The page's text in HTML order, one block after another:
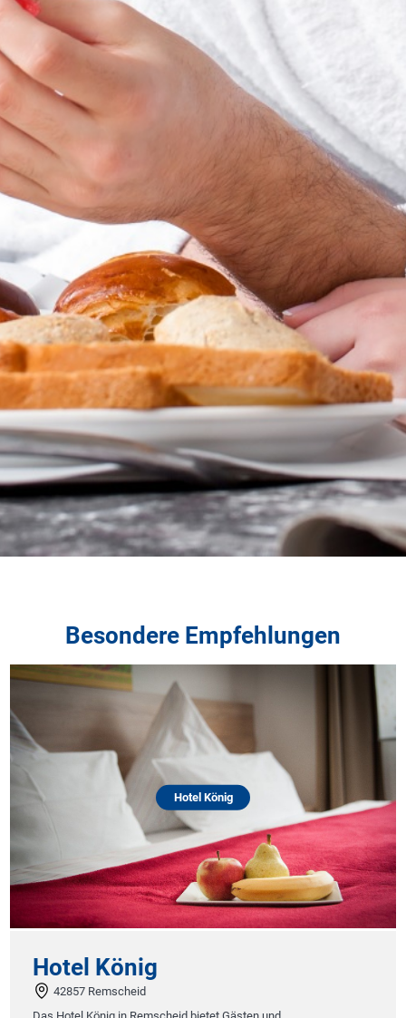
Besondere Empfehlungen
Hotel König
Hotel König
42857 Remscheid